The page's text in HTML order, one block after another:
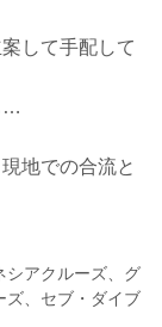
して手配して
…
地での合流と
シアクルーズ、グ
ズ、セブ・ダイブ